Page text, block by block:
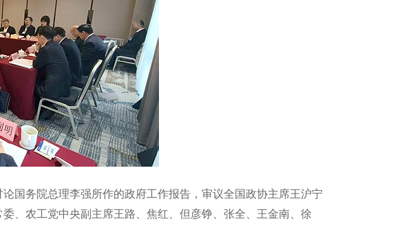
国务院总理李强所作的政府工作报告，审议全国政协主席王沪宁
、农工党中央副主席王路、焦红、但彦铮、张全、王金南、徐